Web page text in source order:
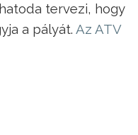
tervezi, hogy
a pályát. Az ATV